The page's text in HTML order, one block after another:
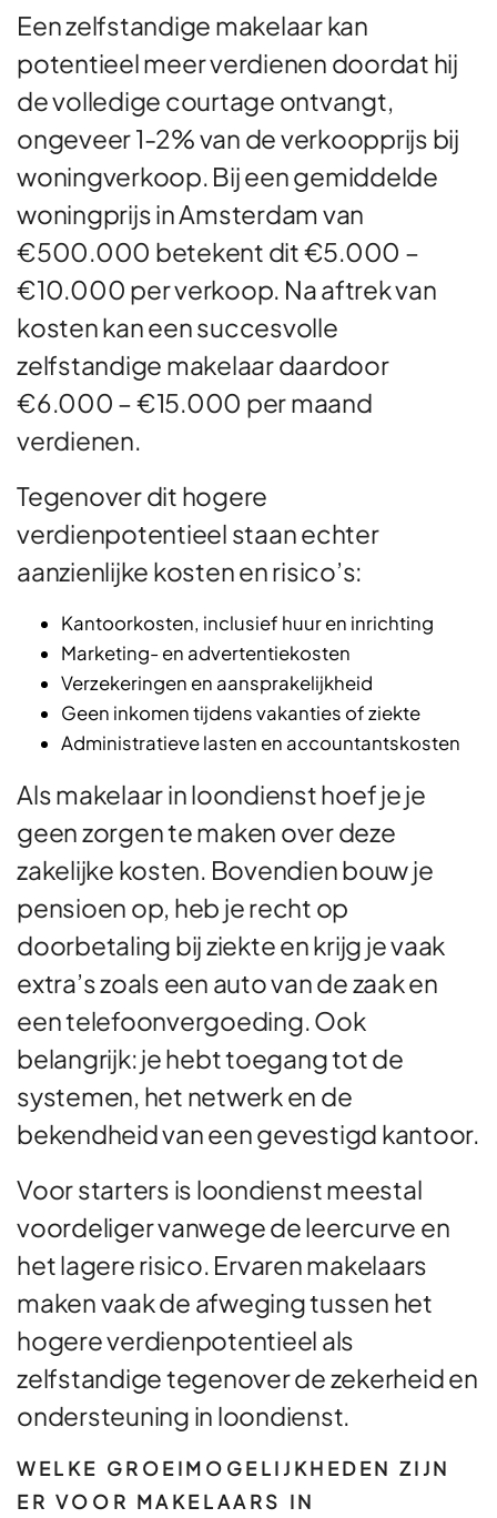
Een zelfstandige makelaar kan
potentieel meer verdienen doordat hij
de volledige courtage ontvangt,
ongeveer 1-2% van de verkoopprijs bij
woningverkoop. Bij een gemiddelde
woningprijs in Amsterdam van
€500.000 betekent dit €5.000 –
€10.000 per verkoop. Na aftrek van
kosten kan een succesvolle
zelfstandige makelaar daardoor
€6.000 – €15.000 per maand
verdienen.
Tegenover dit hogere
verdienpotentieel staan echter
aanzienlijke kosten en risico’s:
Kantoorkosten, inclusief huur en inrichting
Marketing- en advertentiekosten
Verzekeringen en aansprakelijkheid
Geen inkomen tijdens vakanties of ziekte
Administratieve lasten en accountantskosten
Als makelaar in loondienst hoef je je
geen zorgen te maken over deze
zakelijke kosten. Bovendien bouw je
pensioen op, heb je recht op
doorbetaling bij ziekte en krijg je vaak
extra’s zoals een auto van de zaak en
een telefoonvergoeding. Ook
belangrijk: je hebt toegang tot de
systemen, het netwerk en de
bekendheid van een gevestigd kantoor.
Voor starters is loondienst meestal
voordeliger vanwege de leercurve en
het lagere risico. Ervaren makelaars
maken vaak de afweging tussen het
hogere verdienpotentieel als
zelfstandige tegenover de zekerheid en
ondersteuning in loondienst.
WELKE GROEIMOGELIJKHEDEN ZIJN
ER VOOR MAKELAARS IN